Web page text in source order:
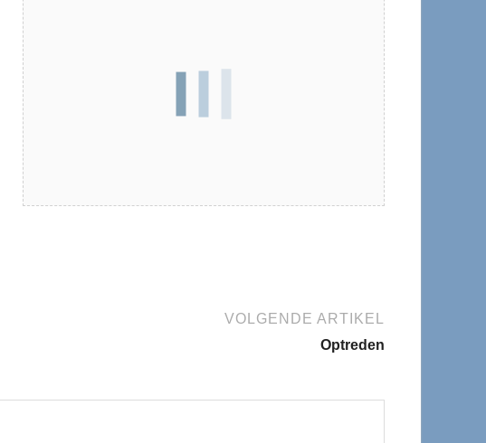
VOLGENDE ARTIKEL
Optreden